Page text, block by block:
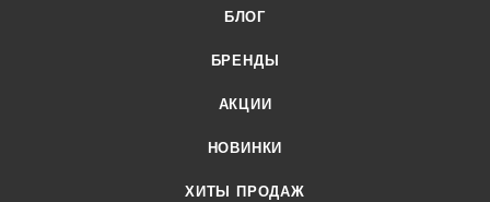
БЛОГ
БРЕНДЫ
АКЦИИ
НОВИНКИ
ХИТЫ ПРОДАЖ